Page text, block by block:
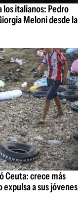
los italianos: Pedro
Meloni desde la
Ceuta: crece más
a sus jóvenes